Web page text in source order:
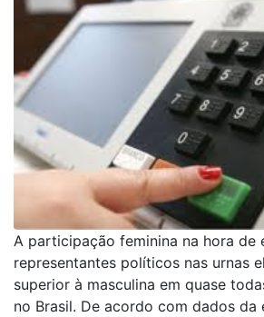
A participação feminina na hora de
representantes políticos nas urnas
superior à masculina em quase
no Brasil. De acordo com dados da